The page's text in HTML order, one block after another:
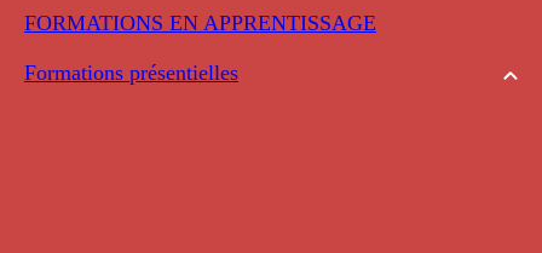
FORMATIONS EN APPRENTISSAGE
Formations présentielles